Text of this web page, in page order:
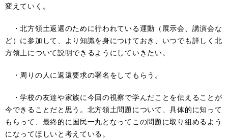
変えていく。
・北方領土返還のために行われている運動（展示会、講演会な
ど）に参加して、より知識を身につけておき、いつでも詳しく北
方領土について説明できるようにしていきたい。
・周りの人に返還要求の署名をしてもらう。
・学校の友達や家族に今回の視察で学んだことを伝えることが
今できることだと思う。北方領土問題について、具体的に知って
もらって、最終的に国民一丸となってこの問題に取り組めるよう
になってほしいと考えている。